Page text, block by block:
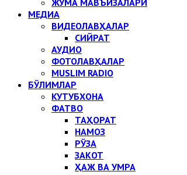
ЖУМА МАВЪИЗАЛАРИ
МЕДИА
ВИДЕОЛАВҲАЛАР
СИЙРАТ
АУДИО
ФОТОЛАВҲАЛАР
MUSLIM RADIO
БЎЛИМЛАР
КУТУБХОНА
ФАТВО
ТАҲОРАТ
НАМОЗ
РЎЗА
ЗАКОТ
ҲАЖ ВА УМРА